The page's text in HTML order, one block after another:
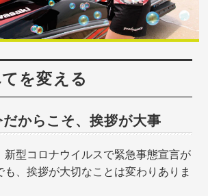
を変える
からこそ、挨拶が大事
新型コロナウイルスで緊急事態宣言が
も、挨拶が大切なことは変わりありま